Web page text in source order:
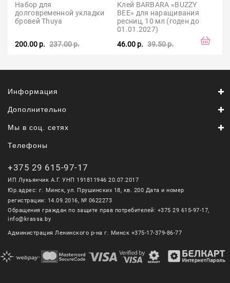
Набор для
долговременной укладки
бровей Thuya
200.00 р. 237.00 р.
Клей BARBARA «BUZZY
BEE» для наращивания
ресниц, 10 мл (годен до
01.01.2027)
46.00 р. 39.50 р.
Информация
Дополнительно
Мы в соц. сетях
Телефоны
+375 29 615-97-17
ИП Лукьянчик А.Г. УНП 191811946 20.07.2017
Юр.адрес: г. Минск, ул. Прушинских 18, кв. 200 Дата и номер
регистрации: 14.09.2016, № 0622273
Обращения граждан по защите прав потребителей: +375 29 615-97-17,
info@krassa.by
Администрация Ленинского р-на г. Минск +375-17-379-86-77